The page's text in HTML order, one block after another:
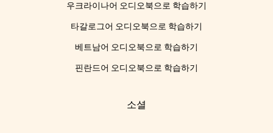
우크라이나어 오디오북으로 학습하기
타갈로그어 오디오북으로 학습하기
베트남어 오디오북으로 학습하기
핀란드어 오디오북으로 학습하기
소셜